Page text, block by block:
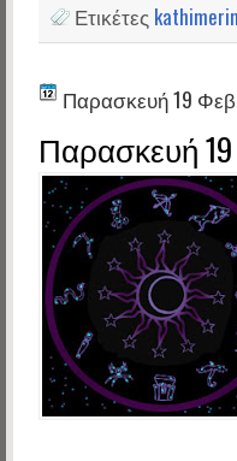
Ετικέτες
Παρασκευή 19
Παρασκευή